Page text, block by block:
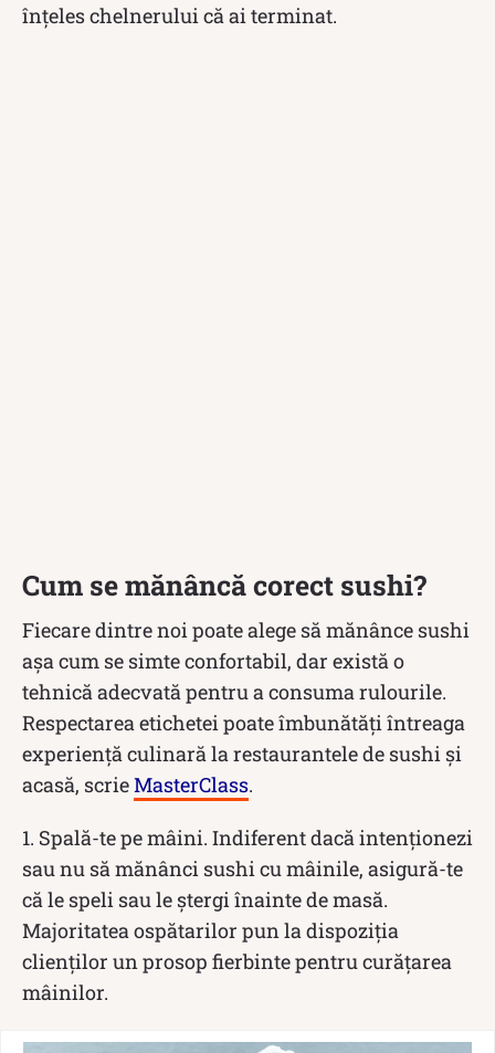
înțeles chelnerului că ai terminat.
Cum se mănâncă corect sushi?
Fiecare dintre noi poate alege să mănânce sushi
așa cum se simte confortabil, dar există o
tehnică adecvată pentru a consuma rulourile.
Respectarea etichetei poate îmbunătăți întreaga
experiență culinară la restaurantele de sushi și
acasă, scrieMasterClass.
1. Spală-te pe mâini. Indiferent dacă intenționezi
sau nu să mănânci sushi cu mâinile, asigură-te
că le speli sau le ștergi înainte de masă.
Majoritatea ospătarilor pun la dispoziția
clienților un prosop fierbinte pentru curățarea
mâinilor.